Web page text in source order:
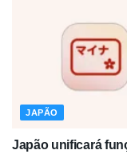
JAPÃO
Japão unificará